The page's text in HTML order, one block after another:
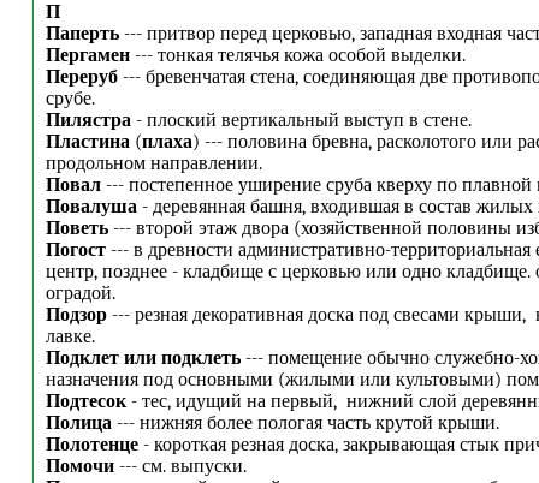
П
Паперть--- притвор перед церковью, западная входная
Пергамен--- тонкая телячья кожа особой выделки.
Переруб--- бревенчатая стена, соединяющая две
срубе.
Пилястра- плоский вертикальный выступ в стене.
Пластина(плаха) --- половина бревна, расколотого или
продольном направлении.
Повал--- постепенное уширение сруба кверху по плавной
Повалуша - деревянная башня, входившая в состав жилых
Поветь--- второй этаж двора (хозяйственной половины
Погост --- в древности административно-территориальная
центр, позднее - кладбище с церковью или одно кладбище.
оградой.
Подзор --- резная декоративная доска под свесами крыши,
лавке.
Подклет или подклеть--- помещение обычно служебно-
назначения под основными (жилыми или культовыми)
Подтесок- тес, идущий на первый, нижний слой
Полица--- нижняя более пологая часть крутой крыши.
Полотенце- короткая резная доска, закрывающая стык
Помочи--- см. выпуски.